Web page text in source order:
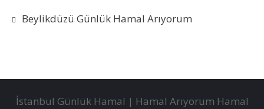
Beylikdüzü Günlük Hamal Arıyorum
İstanbul Günlük Hamal | Hamal Arıyorum Hamal